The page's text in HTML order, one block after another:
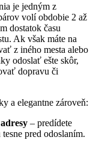
je jedným z
volí obdobie 2 až
dostatok času
Ak však máte na
z iného mesta alebo
odoslať ešte skôr,
dopravu či
a elegantne zároveň:
– predídete
pred odoslaním.